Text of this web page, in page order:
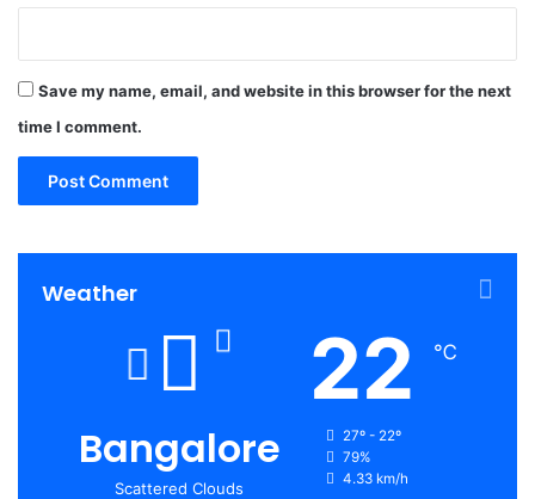
Save my name, email, and website in this browser for the next
time I comment.
Weather
Bangalore
Scattered Clouds
22 ℃
27º - 22º
79%
4.33 km/h